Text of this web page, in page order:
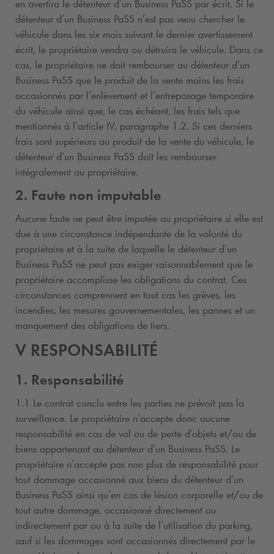
en avertira le détenteur d’un Business PaSS par écrit. Si le
détenteur d’un Business PaSS n’est pas venu chercher le
véhicule dans les six mois suivant le dernier avertissement
écrit, le propriétaire vendra ou détruira le véhicule. Dans ce
cas, le propriétaire ne doit rembourser au détenteur d’un
Business PaSS que le produit de la vente moins les frais
occasionnés par l’enlèvement et l’entreposage temporaire
du véhicule ainsi que, le cas échéant, les frais tels que
mentionnés à l’article IV, paragraphe 1.2. Si ces derniers
frais sont supérieurs au produit de la vente du véhicule, le
détenteur d’un Business PaSS doit les rembourser
intégralement au propriétaire.
2. Faute non imputable
Aucune faute ne peut être imputée au propriétaire si elle est
due à une circonstance indépendante de la volonté du
propriétaire et à la suite de laquelle le détenteur d’un
Business PaSS ne peut pas exiger raisonnablement que le
propriétaire accomplisse les obligations du contrat. Ces
circonstances comprennent en tout cas les grèves, les
incendies, les mesures gouvernementales, les pannes et un
manquement des obligations de tiers.
V RESPONSABILITÉ
1. Responsabilité
1.1 Le contrat conclu entre les parties ne prévoit pas la
surveillance. Le propriétaire n’accepte donc aucune
responsabilité en cas de vol ou de perte d’objets et/ou de
biens appartenant au détenteur d’un Business PaSS. Le
propriétaire n’accepte pas non plus de responsabilité pour
tout dommage occasionné aux biens du détenteur d’un
Business PaSS ainsi qu’en cas de lésion corporelle et/ou de
tout autre dommage, occasionné directement ou
indirectement par ou à la suite de l’utilisation du parking,
sauf si les dommages sont occasionnés directement par le